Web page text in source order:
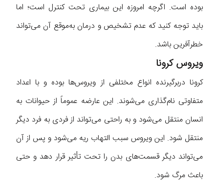
بوده است. اگرچه امروزه این بیماری تحت کنترل است؛ اما
باید توجه کنید که عدم تشخیص و درمان به‌موقع آن می‌تواند
خطرآفرین باشد.
ویروس کرونا
کرونا دربرگیرنده انواع مختلفی از ویروس‌ها بوده و با اعداد
متفاوتی نام‌گذاری می‌شوند. این عارضه عموماً از حیوانات به
انسان منتقل می‌شود و به راحتی می‌تواند از فردی به فرد دیگر
منتقل شود. این ویروس سبب التهاب ریه می‌شود و پس از آن
می‌تواند دیگر قسمت‌های بدن را تحت تأثیر قرار دهد و حتی
باعث مرگ شود.